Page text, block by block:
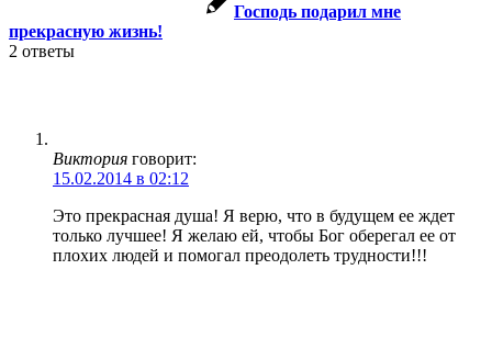
Господь подарил мне
прекрасную жизнь!
2 ответы
Виктория говорит:
15.02.2014 в 02:12
Это прекрасная душа! Я верю, что в будущем ее ждет
только лучшее! Я желаю ей, чтобы Бог оберегал ее от
плохих людей и помогал преодолеть трудности!!!